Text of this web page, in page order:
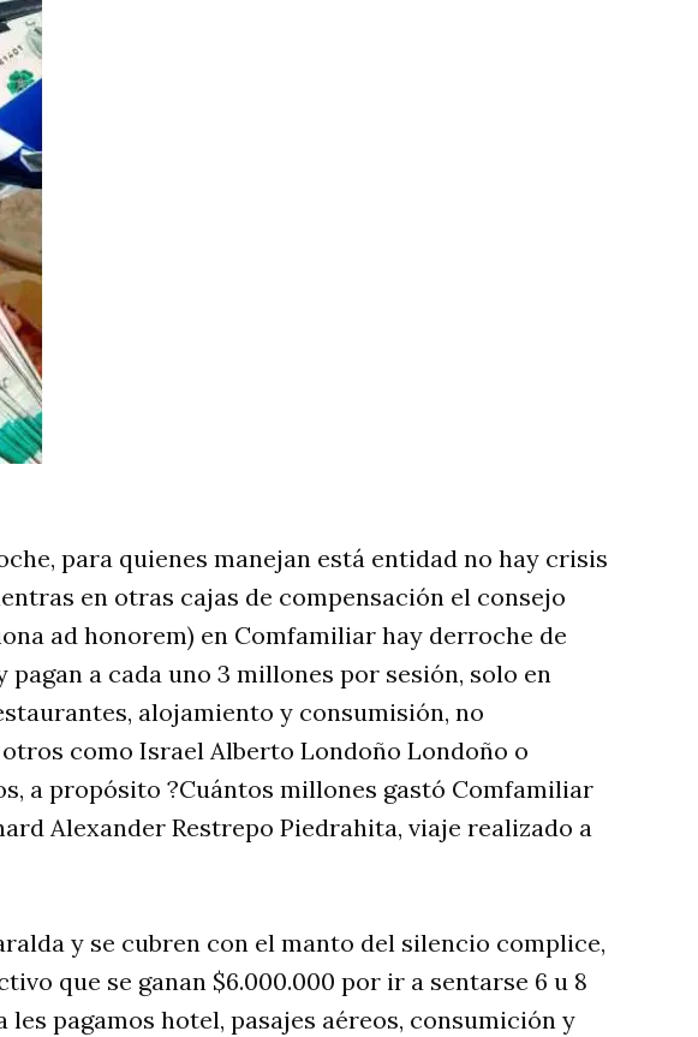
para quienes manejan está entidad no hay crisis
en otras cajas de compensación el consejo
ad honorem) en Comfamiliar hay derroche de
a cada uno 3 millones por sesión, solo en
alojamiento y consumisión, no
como Israel Alberto Londoño Londoño o
a propósito ?Cuántos millones gastó Comfamiliar
Alexander Restrepo Piedrahita, viaje realizado a
y se cubren con el manto del silencio complice,
que se ganan $6.000.000 por ir a sentarse 6 u 8
pagamos hotel, pasajes aéreos, consumición y